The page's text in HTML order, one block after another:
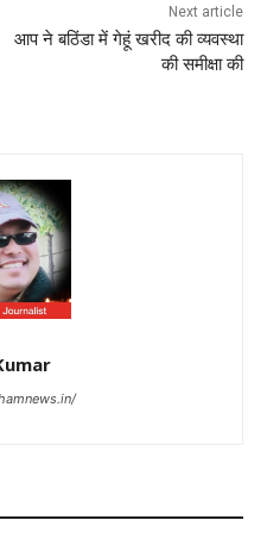
Next article
आप ने बठिंडा में गेहूं खरीद की व्यवस्था
की समीक्षा की